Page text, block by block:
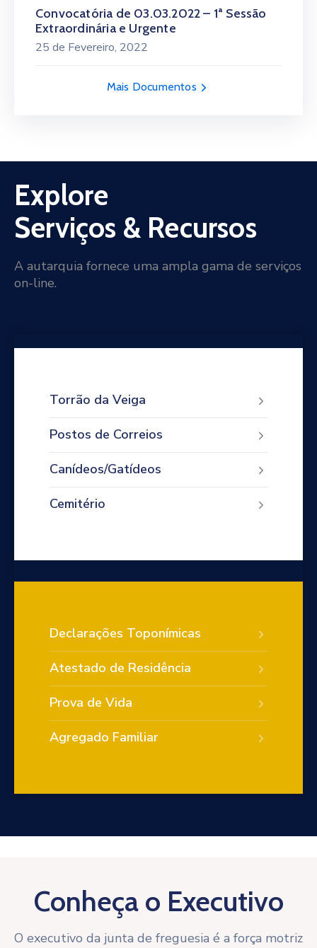
Convocatória de 03.03.2022 – 1ª Sessão
Extraordinária e Urgente
25 de Fevereiro, 2022
Mais Documentos
Explore
Serviços & Recursos
A autarquia fornece uma ampla gama de serviços
on-line.
Torrão da Veiga
Postos de Correios
Canídeos/Gatídeos
Cemitério
Declarações Toponímicas
Atestado de Residência
Prova de Vida
Agregado Familiar
Conheça o Executivo
O executivo da junta de freguesia é a força motriz